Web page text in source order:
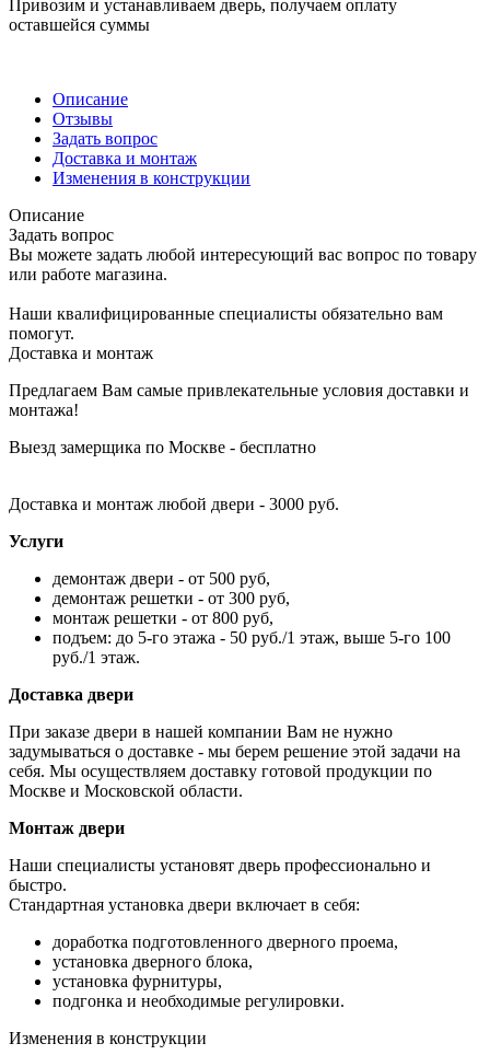
Привозим и устанавливаем дверь, получаем оплату
оставшейся суммы
Описание
Отзывы
Задать вопрос
Доставка и монтаж
Изменения в конструкции
Описание
Задать вопрос
Вы можете задать любой интересующий вас вопрос по товару
или работе магазина.
Наши квалифицированные специалисты обязательно вам
помогут.
Доставка и монтаж
Предлагаем Вам самые привлекательные условия доставки и
монтажа!
Выезд замерщика по Москве - бесплатно
Доставка и монтаж любой двери - 3000 руб.
Услуги
демонтаж двери - от 500 руб,
демонтаж решетки - от 300 руб,
монтаж решетки - от 800 руб,
подъем: до 5-го этажа - 50 руб./1 этаж, выше 5-го 100
руб./1 этаж.
Доставка двери
При заказе двери в нашей компании Вам не нужно
задумываться о доставке - мы берем решение этой задачи на
себя. Мы осуществляем доставку готовой продукции по
Москве и Московской области.
Монтаж двери
Наши специалисты установят дверь профессионально и
быстро.
Стандартная установка двери включает в себя:
доработка подготовленного дверного проема,
установка дверного блока,
установка фурнитуры,
подгонка и необходимые регулировки.
Изменения в конструкции